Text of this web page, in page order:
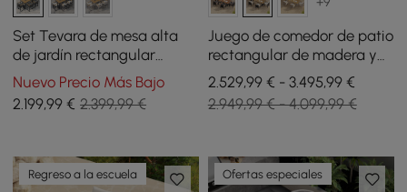
Set Tevara de mesa alta
de jardín rectangular
183x76 cm de madera teca
y 6 taburetes altos gris
oscuro y gris oscuro
Nuevo Precio Más Bajo
2.199,99 € 2.399,99 €
Juego de comedor de patio
rectangular de madera y
aluminio de 9 piezas
Tevara para 8 personas
2.529,99 € - 3.495,99 €
2.949,99 € - 4.099,99 €
Regreso a la escuela Ofertas especiales